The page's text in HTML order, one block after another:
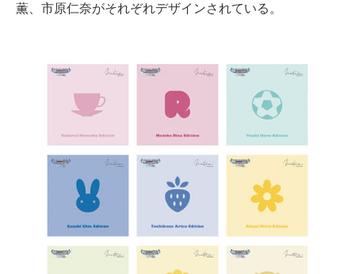
薫、市原仁奈がそれぞれデザインされている。